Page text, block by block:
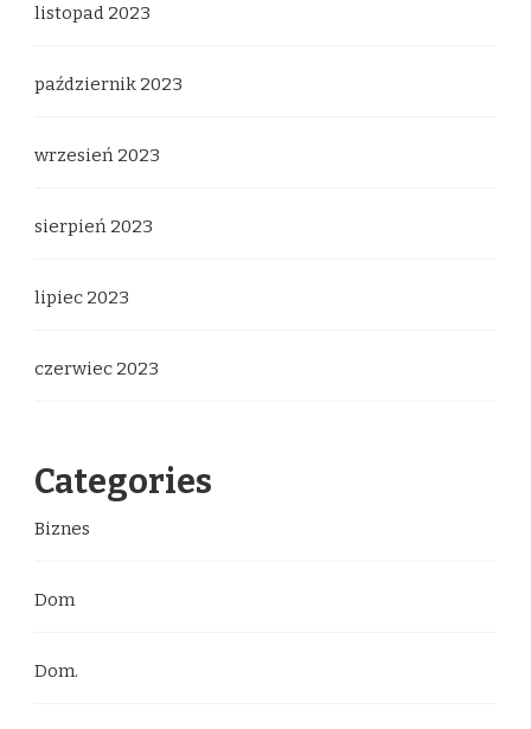
listopad 2023
październik 2023
wrzesień 2023
sierpień 2023
lipiec 2023
czerwiec 2023
Categories
Biznes
Dom
Dom.